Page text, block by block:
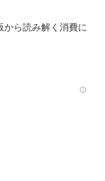
から読み解く消費に